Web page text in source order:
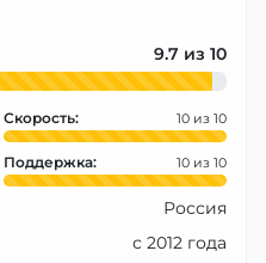
9.7
Скорость: 10
Поддержка: 10
Россия
с 2012 года